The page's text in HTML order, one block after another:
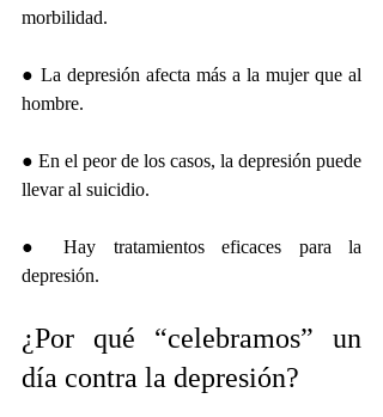
morbilidad.
● La depresión afecta más a la mujer que al
hombre.
● En el peor de los casos, la depresión puede
llevar al suicidio.
● Hay tratamientos eficaces para la
depresión.
¿Por qué “celebramos” un
día contra la depresión?